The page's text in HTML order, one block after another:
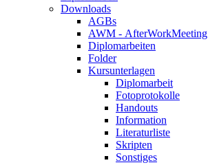
Downloads
AGBs
AWM - AfterWorkMeeting
Diplomarbeiten
Folder
Kursunterlagen
Diplomarbeit
Fotoprotokolle
Handouts
Information
Literaturliste
Skripten
Sonstiges